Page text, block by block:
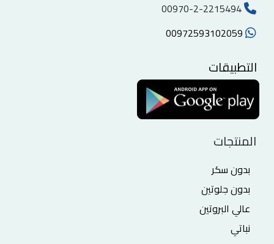
التطبيقات
المنتجات
بدون سكر
بدون جلوتين
عالي البروتين
نباتي